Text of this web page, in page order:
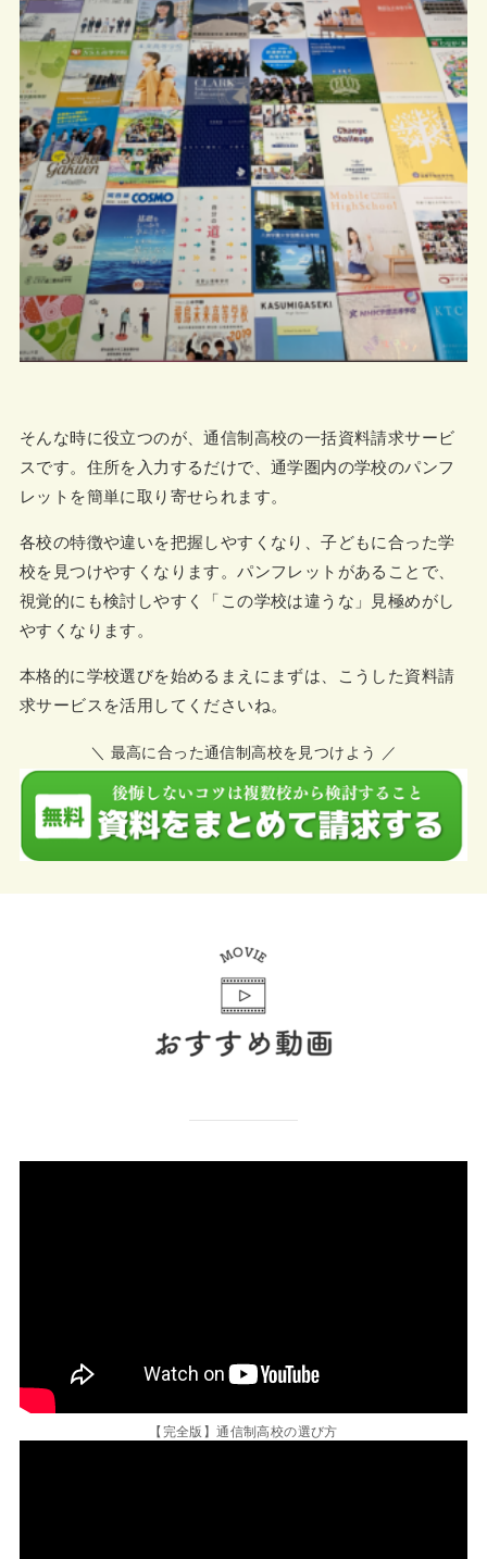
そんな時に役立つのが、通信制高校の一括資料請求サービ
スです。住所を入力するだけで、通学圏内の学校のパンフ
レットを簡単に取り寄せられます。
各校の特徴や違いを把握しやすくなり、子どもに合った学
校を見つけやすくなります。パンフレットがあることで、
視覚的にも検討しやすく「この学校は違うな」見極めがし
やすくなります。
本格的に学校選びを始めるまえにまずは、こうした資料請
求サービスを活用してくださいね。
＼ 最高に合った通信制高校を見つけよう ／
【完全版】通信制高校の選び方